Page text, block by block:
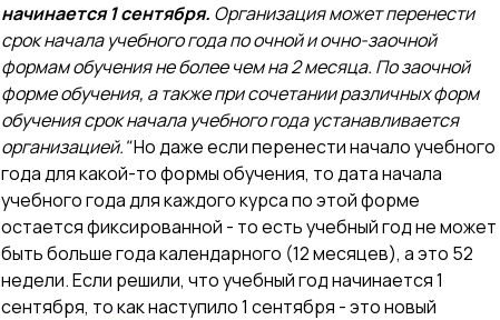
начинается 1 сентября. Организация может перенести
срок начала учебного года по очной и очно-заочной
формам обучения не более чем на 2 месяца. По заочной
форме обучения, а также при сочетании различных форм
обучения срок начала учебного года устанавливается
организацией."Но даже если перенести начало учебного
года для какой-то формы обучения, то дата начала
учебного года для каждого курса по этой форме
остается фиксированной - то есть учебный год не может
быть больше года календарного (12 месяцев), а это 52
недели. Если решили, что учебный год начинается 1
сентября, то как наступило 1 сентября - это новый